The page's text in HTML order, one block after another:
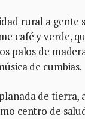
rural a gente
café y verde,
palos de
de cumbias.
de tierra,
centro de